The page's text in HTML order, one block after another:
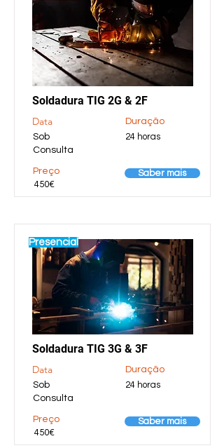
Soldadura TIG 2G & 2F
Data
Sob
Consulta
Preço
450€
Duração
24 horas
Saber mais
Presencial
Soldadura TIG 3G & 3F
Data
Sob
Consulta
Preço
450€
Duração
24 horas
Saber mais